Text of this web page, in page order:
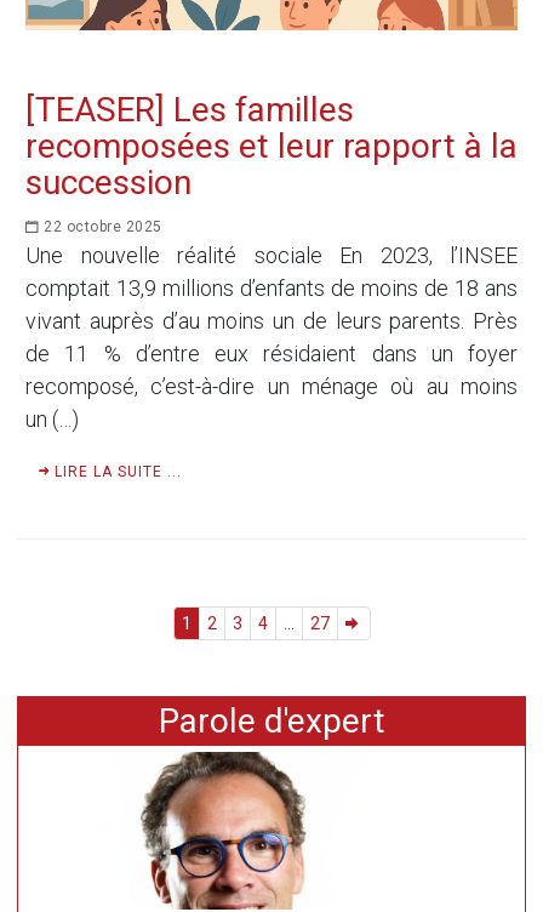
[TEASER] Les familles
recomposées et leur rapport à la
succession
22 octobre 2025
Une nouvelle réalité sociale En 2023, l’INSEE
comptait 13,9 millions d’enfants de moins de 18 ans
vivant auprès d’au moins un de leurs parents. Près
de 11 % d’entre eux résidaient dans un foyer
recomposé, c’est-à-dire un ménage où au moins
un (…)
LIRE LA SUITE ...
1 2 3 4 27
Parole d'expert